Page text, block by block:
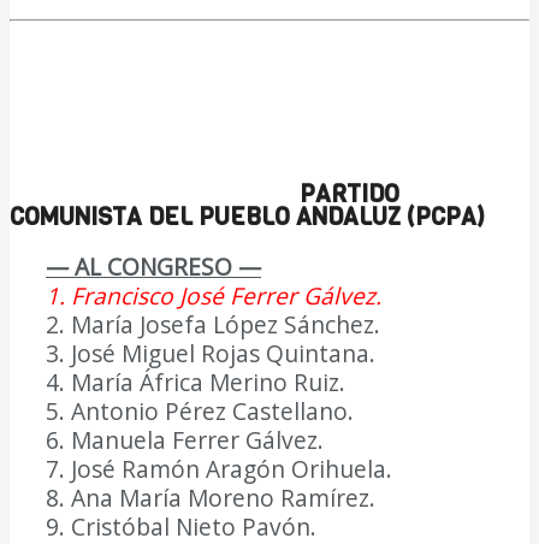
PARTIDO
COMUNISTA DEL PUEBLO ANDALUZ (PCPA)
— AL CONGRESO —
1. Francisco José Ferrer Gálvez.
2. María Josefa López Sánchez.
3. José Miguel Rojas Quintana.
4. María África Merino Ruiz.
5. Antonio Pérez Castellano.
6. Manuela Ferrer Gálvez.
7. José Ramón Aragón Orihuela.
8. Ana María Moreno Ramírez.
9. Cristóbal Nieto Pavón.